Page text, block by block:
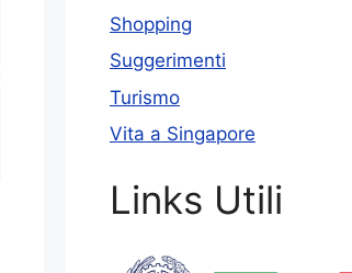
Shopping
Suggerimenti
Turismo
Vita a Singapore
Links Utili